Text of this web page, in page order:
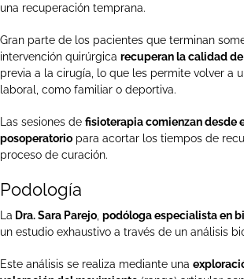
una recuperación temprana.
Gran parte de los pacientes que terminan
intervención quirúrgica recuperan la calidad
previa a la cirugía, lo que les permite volver a
laboral, como familiar o deportiva.
Las sesiones de fisioterapia comienzan desde
posoperatorio para acortar los tiempos de
proceso de curación.
Podología
La Dra. Sara Parejo podóloga especialista en
un estudio exhaustivo a través de un análisis
Este análisis se realiza mediante una